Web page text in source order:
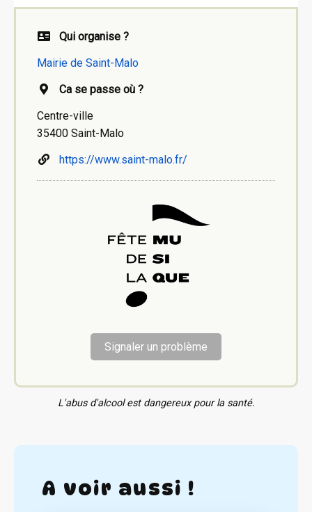
Qui organise ?
Mairie de Saint-Malo
Ca se passe où ?
Centre-ville
35400 Saint-Malo
https://www.saint-malo.fr/
Signaler un problème
L'abus d'alcool est dangereux pour la santé.
A voir aussi !